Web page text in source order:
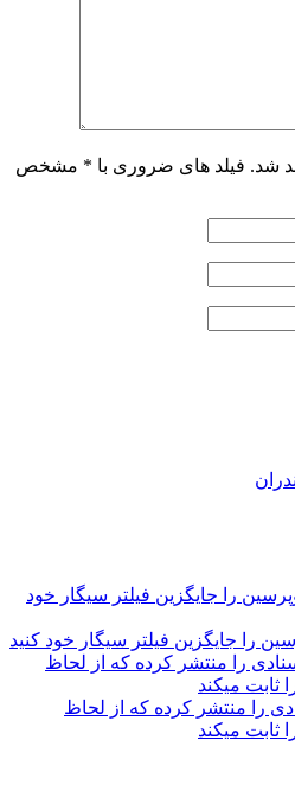
شد. فیلد های ضروری با * مشخص
را جایگزین فیلتر سیگار خود کنید
را منتشر کرده که از لحاظ
ثابت میکند